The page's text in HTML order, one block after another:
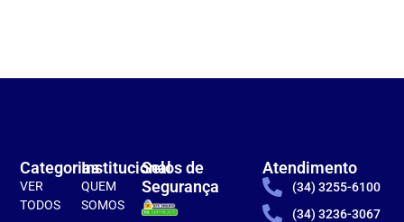
Institucional
QUEM
SOMOS
Categorias
VER
TODOS
Atendimento
(34) 3255-6100
(34) 3236-3067
Selos de
Segurança